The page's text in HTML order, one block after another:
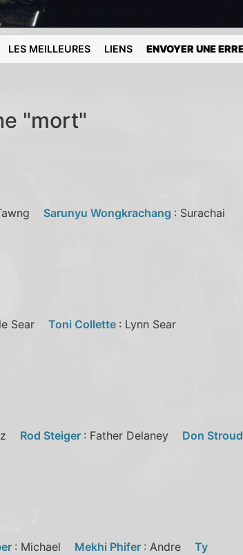
LES MEILLEURES LIENS ENVOYER UNE
"mort"
Sarunyu Wongkrachang : Surachai
Sear Toni Collette : Lynn Sear
Rod Steiger : Father Delaney Don Stroud
: Michael Mekhi Phifer : Andre Ty